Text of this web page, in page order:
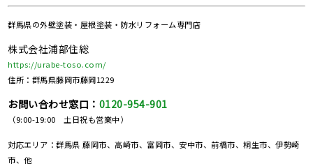
群馬県の外壁塗装・屋根塗装・防水リフォーム専門店
株式会社浦部住総
https://urabe-toso.com/
住所：群馬県藤岡市藤岡1229
お問い合わせ窓口： 0120-954-901
（9:00-19:00 土日祝も営業中）
対応エリア：群馬県 藤岡市、高崎市、富岡市、安中市、前橋市、桐生市、伊勢崎
市、他